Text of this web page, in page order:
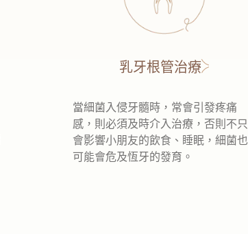
乳牙根管治療
當細菌入侵牙髓時，常會引發疼痛
感，則必須及時介入治療，否則不只
會影響小朋友的飲食、睡眠，細菌也
可能會危及恆牙的發育。